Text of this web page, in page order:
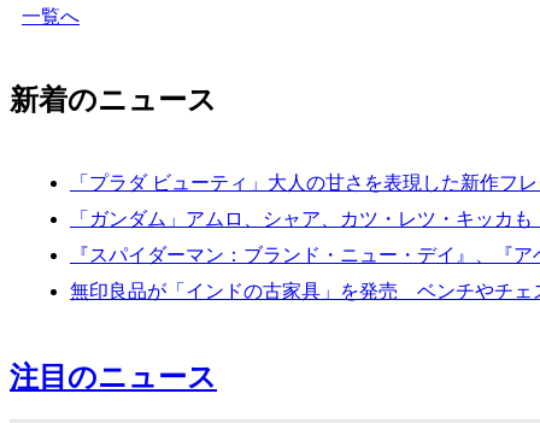
一覧へ
新着のニュース
「プラダ ビューティ」大人の甘さを表現した新作フ
「ガンダム」アムロ、シャア、カツ・レツ・キッカ
『スパイダーマン：ブランド・ニュー・デイ』、『
無印良品が「インドの古家具」を発売 ベンチやチェ
注目のニュース